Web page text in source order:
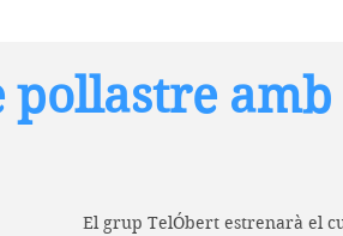
pollastre amb
El grup TelÓbert estrenarà el